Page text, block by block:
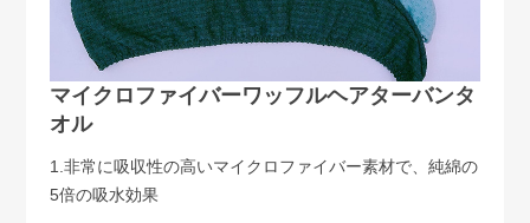
マイクロファイバーワッフルヘアターバンタ
オル
1.非常に吸収性の高いマイクロファイバー素材で、純綿の
5倍の吸水効果